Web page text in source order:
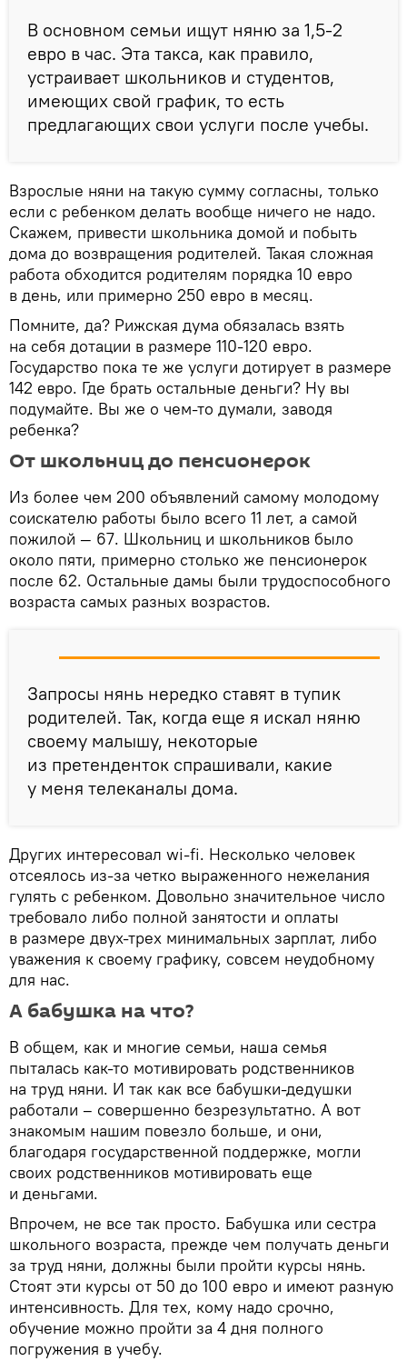
В основном семьи ищут няню за 1,5-2
евро в час. Эта такса, как правило,
устраивает школьников и студентов,
имеющих свой график, то есть
предлагающих свои услуги после учебы.
Взрослые няни на такую сумму согласны, только
если с ребенком делать вообще ничего не надо.
Скажем, привести школьника домой и побыть
дома до возвращения родителей. Такая сложная
работа обходится родителям порядка 10 евро
в день, или примерно 250 евро в месяц.
Помните, да? Рижская дума обязалась взять
на себя дотации в размере 110-120 евро.
Государство пока те же услуги дотирует в размере
142 евро. Где брать остальные деньги? Ну вы
подумайте. Вы же о чем-то думали, заводя
ребенка?
От школьниц до пенсионерок
Из более чем 200 объявлений самому молодому
соискателю работы было всего 11 лет, а самой
пожилой — 67. Школьниц и школьников было
около пяти, примерно столько же пенсионерок
после 62. Остальные дамы были трудоспособного
возраста самых разных возрастов.
Запросы нянь нередко ставят в тупик
родителей. Так, когда еще я искал няню
своему малышу, некоторые
из претенденток спрашивали, какие
у меня телеканалы дома.
Других интересовал wi-fi. Несколько человек
отсеялось из-за четко выраженного нежелания
гулять с ребенком. Довольно значительное число
требовало либо полной занятости и оплаты
в размере двух-трех минимальных зарплат, либо
уважения к своему графику, совсем неудобному
для нас.
А бабушка на что?
В общем, как и многие семьи, наша семья
пыталась как-то мотивировать родственников
на труд няни. И так как все бабушки-дедушки
работали – совершенно безрезультатно. А вот
знакомым нашим повезло больше, и они,
благодаря государственной поддержке, могли
своих родственников мотивировать еще
и деньгами.
Впрочем, не все так просто. Бабушка или сестра
школьного возраста, прежде чем получать деньги
за труд няни, должны были пройти курсы нянь.
Стоят эти курсы от 50 до 100 евро и имеют разную
интенсивность. Для тех, кому надо срочно,
обучение можно пройти за 4 дня полного
погружения в учебу.